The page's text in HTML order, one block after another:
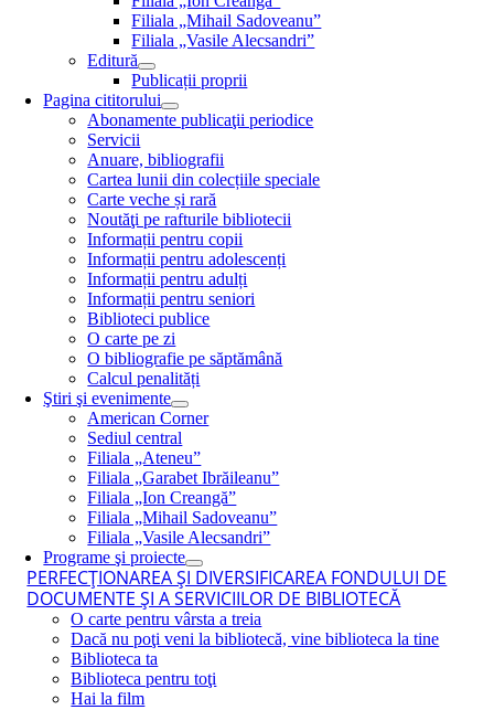
Filiala „Mihail Sadoveanu”
Filiala „Vasile Alecsandri”
Editură
Publicații proprii
Pagina cititorului
Abonamente publicaţii periodice
Servicii
Anuare, bibliografii
Cartea lunii din colecțiile speciale
Carte veche și rară
Noutăţi pe rafturile bibliotecii
Informații pentru copii
Informații pentru adolescenți
Informații pentru adulți
Informații pentru seniori
Biblioteci publice
O carte pe zi
O bibliografie pe săptămână
Calcul penalități
Ştiri şi evenimente
American Corner
Sediul central
Filiala „Ateneu”
Filiala „Garabet Ibrăileanu”
Filiala „Ion Creangă”
Filiala „Mihail Sadoveanu”
Filiala „Vasile Alecsandri”
Programe şi proiecte
PERFECŢIONAREA ŞI DIVERSIFICAREA FONDULUI DE
DOCUMENTE ŞI A SERVICIILOR DE BIBLIOTECĂ
O carte pentru vârsta a treia
Dacă nu poţi veni la bibliotecă, vine biblioteca la tine
Biblioteca ta
Biblioteca pentru toţi
Hai la film